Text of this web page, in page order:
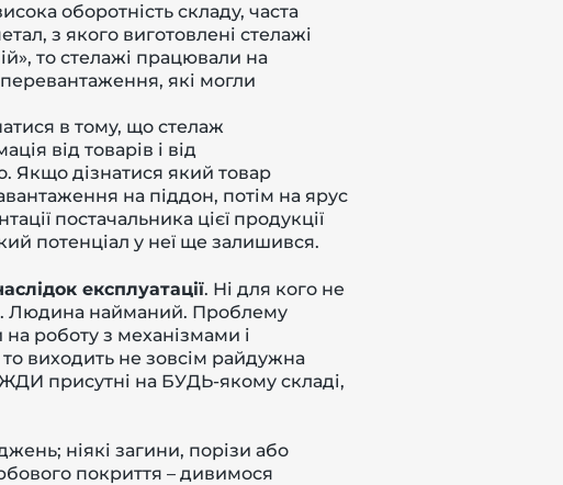
оборотність складу, часта
з якого виготовлені стелажі
то стелажі працювали на
які могли
в тому, що стелаж
від товарів і від
Якщо дізнатися який товар
на піддон, потім на ярус
постачальника цієї продукції
потенціал у неї ще залишився.
експлуатації. Ні для кого не
Людина найманий. Проблему
роботу з механізмами і
виходить не зовсім райдужна
присутні на БУДЬ-якому складі,
ніякі загини, порізи або
покриття – дивимося